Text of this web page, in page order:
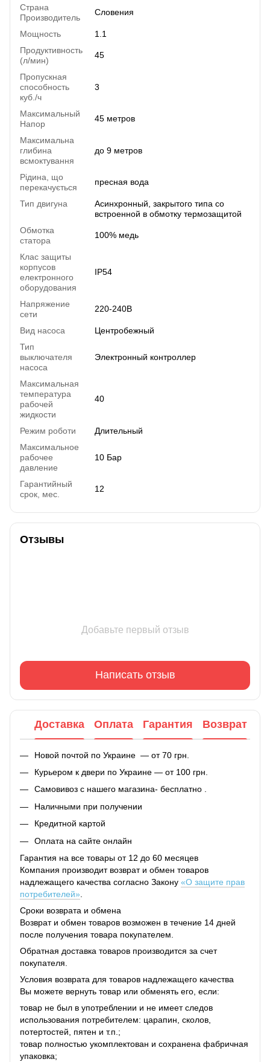
Страна
Производитель
Словения
Мощность
1.1
Продуктивность
(л/мин)
45
Пропускная
способность
куб./ч
3
Максимальный
Напор
45 метров
Максимальна
глибина
всмоктування
до 9 метров
Рідина, що
перекачується
пресная вода
Тип двигуна
Асинхронный, закрытого типа со
встроенной в обмотку термозащитой
Обмотка
статора
100% медь
Клас защиты
корпусов
електронного
оборудования
IP54
Напряжение
сети
220-240В
Вид насоса
Центробежный
Тип
выключателя
насоса
Электронный контроллер
Максимальная
температура
рабочей
жидкости
40
Режим роботи
Длительный
Максимальное
рабочее
давление
10 Бар
Гарантийный
срок, мес.
12
Отзывы
Добавьте первый отзыв
Написать отзыв
Доставка Оплата Гарантия Возврат
Новой почтой по Украине — от 70 грн.
Курьером к двери по Украине — от 100 грн.
Самовивоз с нашего магазина- бесплатно .
Наличными при получении
Кредитной картой
Оплата на сайте онлайн
Гарантия на все товары от 12 до 60 месяцев
Компания производит возврат и обмен товаров
надлежащего качества согласно Закону «О защите прав
потребителей»
Сроки возврата и обмена
Возврат и обмен товаров возможен в течение 14 дней
после получения товара покупателем.
Обратная доставка товаров производится за счет
покупателя.
Условия возврата для товаров надлежащего качества
Вы можете вернуть товар или обменять его, если:
товар не был в употреблении и не имеет следов
использования потребителем: царапин, сколов,
потертостей, пятен и т.п.;
товар полностью укомплектован и сохранена фабричная
упаковка;